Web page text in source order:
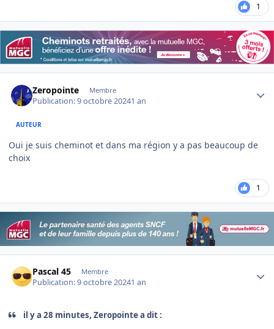
1
Zeropointe Membre
Publication:9 octobre 20241 an
AUTEUR
Oui je suis cheminot et dans ma région y a pas beaucoup de
choix
1
Pascal 45 Membre
Publication:9 octobre 20241 an
il y a 28 minutes, Zeropointe a dit :